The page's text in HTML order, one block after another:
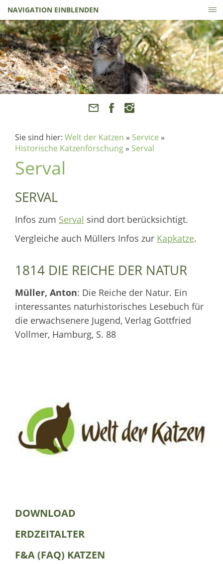
NAVIGATION EINBLENDEN
Sie sind hier: Welt der Katzen » Service »
Historische Katzenforschung » Serval
Serval
SERVAL
Infos zum Serval sind dort berücksichtigt.
Vergleiche auch Müllers Infos zur Kapkatze.
1814 DIE REICHE DER NATUR
Müller, Anton: Die Reiche der Natur. Ein
interessantes naturhistorisches Lesebuch für
die erwachsenere Jugend, Verlag Gottfried
Vollmer, Hamburg, S. 88
DOWNLOAD
ERDZEITALTER
F&A (FAQ) KATZEN